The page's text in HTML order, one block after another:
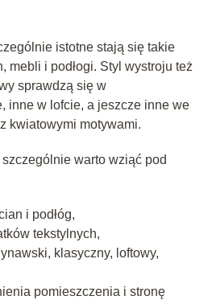
istotne stają się takie
mebli i podłogi. Styl wystroju też
sprawdzą się w
inne w lofcie, a jeszcze inne we
kwiatowymi motywami.
warto wziąć pod
i podłóg,
tekstylnych,
klasyczny, loftowy,
pomieszczenia i stronę